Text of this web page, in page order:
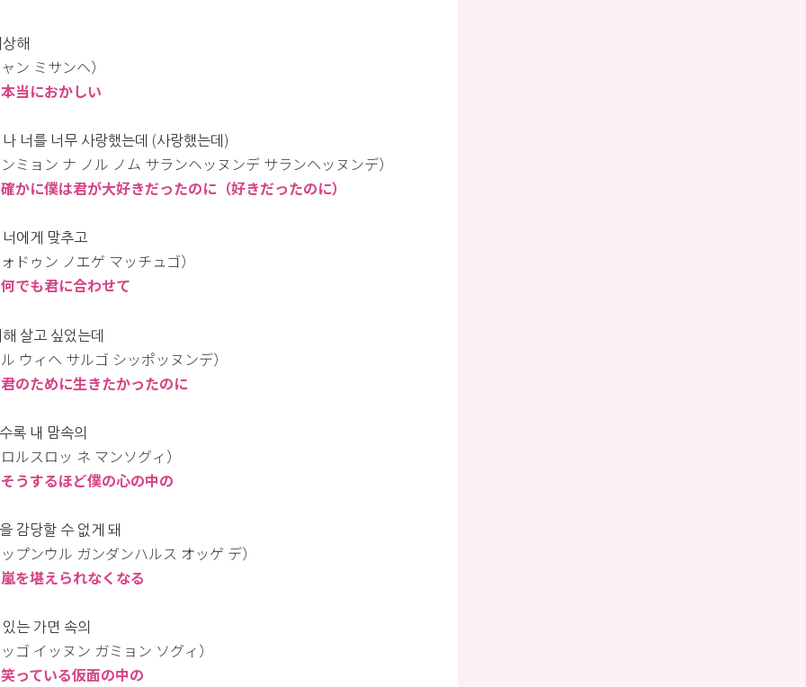
해
ャン ミサンヘ）
当におかしい
너를 너무 사랑했는데 (사랑했는데)
ンミョン ナ ノル ノム サランヘッヌンデ サランヘッヌンデ）
かに僕は君が大好きだったのに（好きだったのに）
에게 맞추고
ォドゥン ノエゲ マッチュゴ）
でも君に合わせて
살고 싶었는데
ル ウィヘ サルゴ シッポッヌンデ）
のために生きたかったのに
록 내 맘속의
ロルスロッ ネ マンソグィ）
うするほど僕の心の中の
감당할 수 없게 돼
ップンウル ガンダンハルス オッゲ デ）
を堪えられなくなる
는 가면 속의
ッゴ イッヌン ガミョン ソグィ）
っている仮面の中の